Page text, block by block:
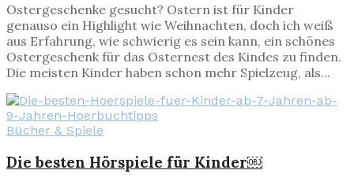
Ostergeschenke gesucht? Ostern ist für Kinder
genauso ein Highlight wie Weihnachten, doch ich weiß
aus Erfahrung, wie schwierig es sein kann, ein schönes
Ostergeschenk für das Osternest des Kindes zu finden.
Die meisten Kinder haben schon mehr Spielzeug, als...
Bücher & Spiele
Die besten Hörspiele für Kinder￼